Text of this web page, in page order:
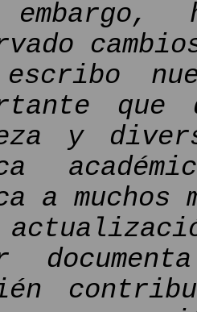
y
a muchos